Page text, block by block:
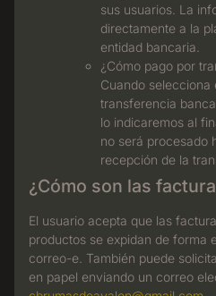
sus usuarios. La
directamente a la
entidad bancaria.
¿Cómo pago por
Cuando selecciona
transferencia
lo indicaremos al
no será procesado
recepción de la
¿Cómo son las
El usuario acepta que las
productos se expidan de forma
correo-e. También puede
en papel enviando un correo